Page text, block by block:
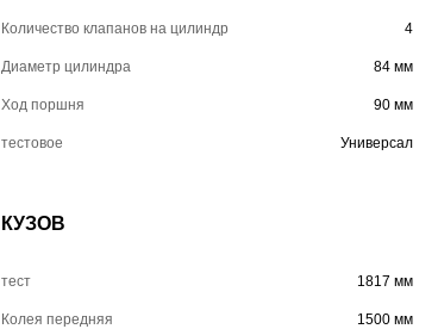
Количество клапанов на цилиндр 4
Диаметр цилиндра 84 мм
Ход поршня 90 мм
тестовое Универсал
КУЗОВ
тест 1817 мм
Колея передняя 1500 мм